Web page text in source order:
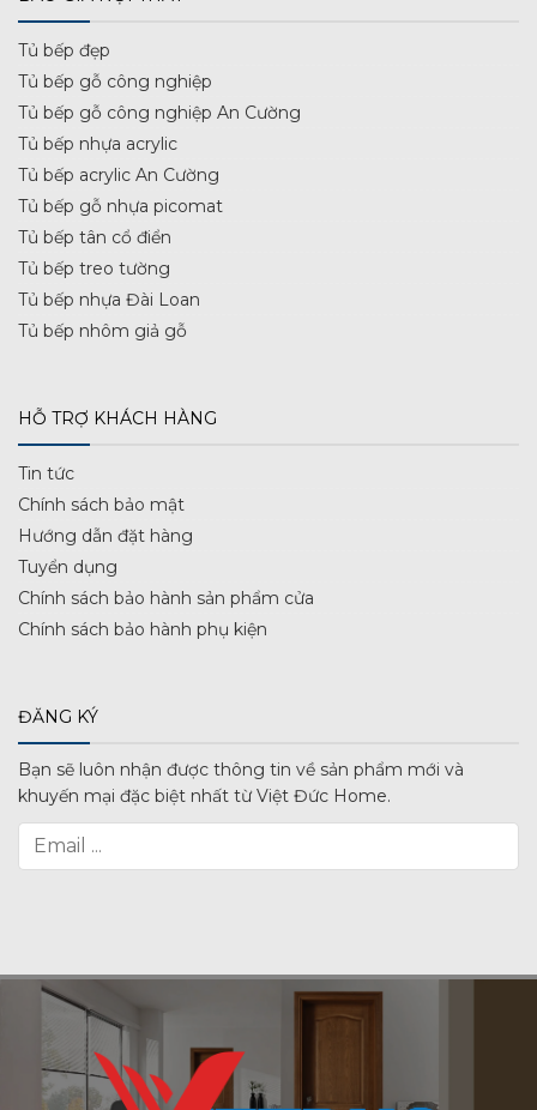
Tủ bếp đẹp
Tủ bếp gỗ công nghiệp
Tủ bếp gỗ công nghiệp An Cường
Tủ bếp nhựa acrylic
Tủ bếp acrylic An Cường
Tủ bếp gỗ nhựa picomat
Tủ bếp tân cổ điển
Tủ bếp treo tường
Tủ bếp nhựa Đài Loan
Tủ bếp nhôm giả gỗ
HỖ TRỢ KHÁCH HÀNG
Tin tức
Chính sách bảo mật
Hướng dẫn đặt hàng
Tuyển dụng
Chính sách bảo hành sản phẩm cửa
Chính sách bảo hành phụ kiện
ĐĂNG KÝ
Bạn sẽ luôn nhận được thông tin về sản phẩm mới và
khuyến mại đặc biệt nhất từ Việt Đức Home.